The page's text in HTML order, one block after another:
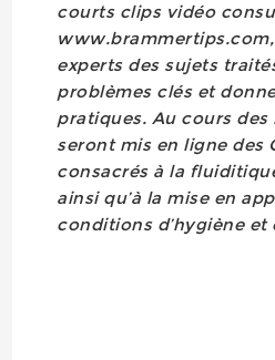
courts clips vidéo
experts des sujets
problèmes clés et
pratiques. Au cours
seront mis en ligne des
consacrés à la
ainsi qu’à la mise en
conditions d’hygiène et